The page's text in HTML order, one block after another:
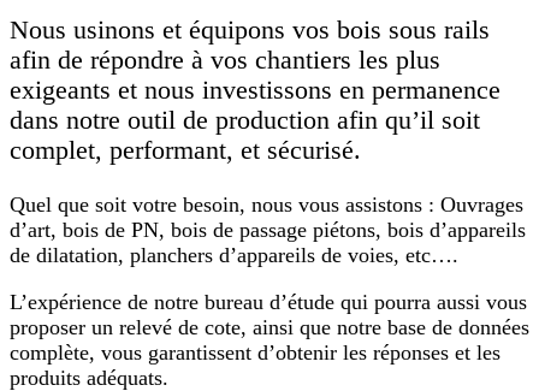
Nous usinons et équipons vos bois sous rails
afin de répondre à vos chantiers les plus
exigeants et nous investissons en permanence
dans notre outil de production afin qu’il soit
complet, performant, et sécurisé.
Quel que soit votre besoin, nous vous assistons : Ouvrages
d’art, bois de PN, bois de passage piétons, bois d’appareils
de dilatation, planchers d’appareils de voies, etc….
L’expérience de notre bureau d’étude qui pourra aussi vous
proposer un relevé de cote, ainsi que notre base de données
complète, vous garantissent d’obtenir les réponses et les
produits adéquats.